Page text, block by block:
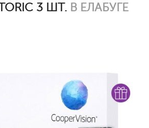
3 ШТ.В ЕЛАБУГЕ